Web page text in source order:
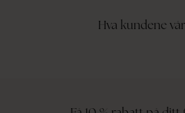
Hva kundene